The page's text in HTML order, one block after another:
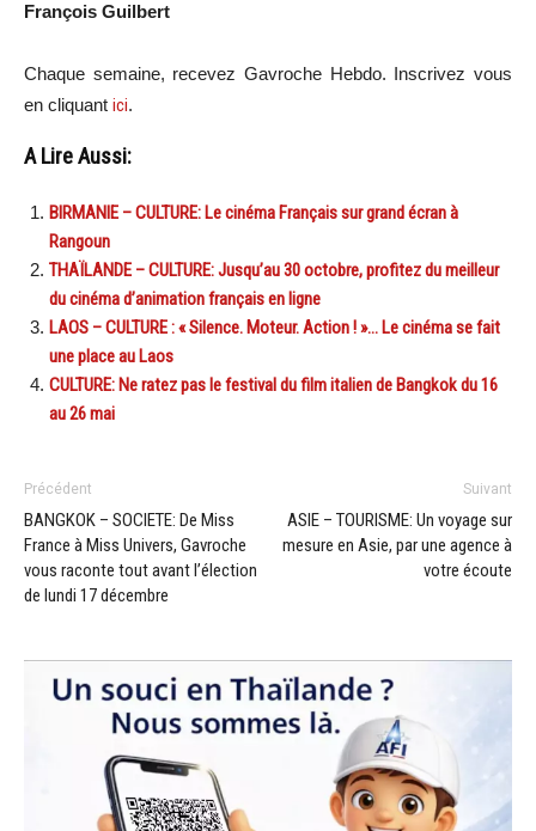
François Guilbert
Chaque semaine, recevez Gavroche Hebdo. Inscrivez vous
en cliquant ici.
A Lire Aussi:
BIRMANIE – CULTURE: Le cinéma Français sur grand écran à
Rangoun
THAÏLANDE – CULTURE: Jusqu’au 30 octobre, profitez du meilleur
du cinéma d’animation français en ligne
LAOS – CULTURE : « Silence. Moteur. Action ! »… Le cinéma se fait
une place au Laos
CULTURE: Ne ratez pas le festival du film italien de Bangkok du 16
au 26 mai
Précédent
BANGKOK – SOCIETE: De Miss
France à Miss Univers, Gavroche
vous raconte tout avant l’élection
de lundi 17 décembre
Suivant
ASIE – TOURISME: Un voyage sur
mesure en Asie, par une agence à
votre écoute